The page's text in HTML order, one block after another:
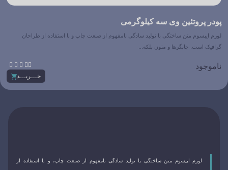
پودر پروتئین وی سه کیلوگرمی
لورم ایپسوم متن ساختگی با تولید سادگی نامفهوم از صنعت چاپ و با استفاده از طراحان
گرافیک است. چاپگرها و متون بلکه...
ناموجود    
خـــریـــد
لورم ایپسوم متن ساختگی با تولید سادگی نامفهوم از صنعت چاپ، و با استفاده از